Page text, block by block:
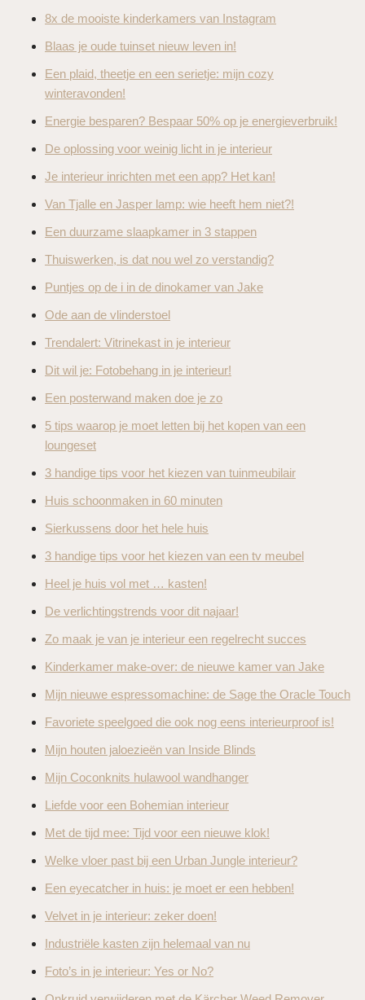
8x de mooiste kinderkamers van Instagram
Blaas je oude tuinset nieuw leven in!
Een plaid, theetje en een serietje: mijn cozy
winteravonden!
Energie besparen? Bespaar 50% op je energieverbruik!
De oplossing voor weinig licht in je interieur
Je interieur inrichten met een app? Het kan!
Van Tjalle en Jasper lamp: wie heeft hem niet?!
Een duurzame slaapkamer in 3 stappen
Thuiswerken, is dat nou wel zo verstandig?
Puntjes op de i in de dinokamer van Jake
Ode aan de vlinderstoel
Trendalert: Vitrinekast in je interieur
Dit wil je: Fotobehang in je interieur!
Een posterwand maken doe je zo
5 tips waarop je moet letten bij het kopen van een
loungeset
3 handige tips voor het kiezen van tuinmeubilair
Huis schoonmaken in 60 minuten
Sierkussens door het hele huis
3 handige tips voor het kiezen van een tv meubel
Heel je huis vol met … kasten!
De verlichtingstrends voor dit najaar!
Zo maak je van je interieur een regelrecht succes
Kinderkamer make-over: de nieuwe kamer van Jake
Mijn nieuwe espressomachine: de Sage the Oracle Touch
Favoriete speelgoed die ook nog eens interieurproof is!
Mijn houten jaloezieën van Inside Blinds
Mijn Coconknits hulawool wandhanger
Liefde voor een Bohemian interieur
Met de tijd mee: Tijd voor een nieuwe klok!
Welke vloer past bij een Urban Jungle interieur?
Een eyecatcher in huis: je moet er een hebben!
Velvet in je interieur: zeker doen!
Industriële kasten zijn helemaal van nu
Foto’s in je interieur: Yes or No?